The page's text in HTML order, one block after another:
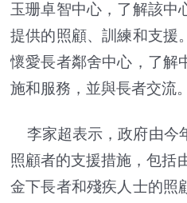
玉珊卓智中心，了解該中
提供的照顧、訓練和支援
懷愛長者鄰舍中心，了解
施和服務，並與長者交流。
李家超表示，政府由今
照顧者的支援措施，包括
金下長者和殘疾人士的照